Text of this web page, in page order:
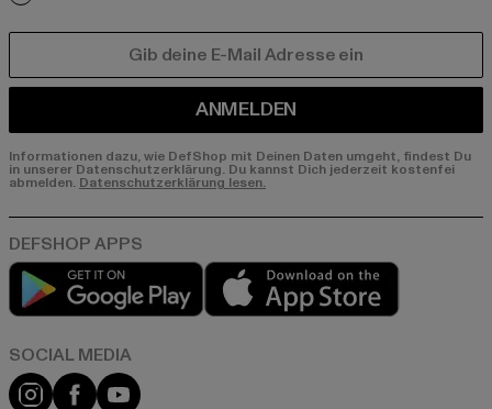
ANMELDEN
Informationen dazu, wie DefShop mit Deinen Daten umgeht, findest Du
in unserer Datenschutzerklärung. Du kannst Dich jederzeit kostenfei
abmelden. Datenschutzerklärung lesen.
Play market
Instagram
FacebookYouTube